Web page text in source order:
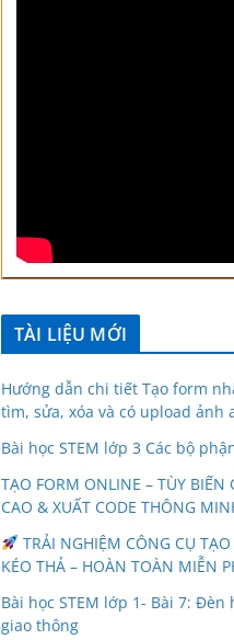
TÀI LIỆU MỚI
Hướng dẫn chi tiết Tạo form
tìm, sửa, xóa và có upload ảnh
Bài học STEM lớp 3 Các bộ
TẠO FORM ONLINE – TÙY BIẾN
CAO & XUẤT CODE THÔNG
TRẢI NGHIỆM CÔNG CỤ
KÉO THẢ – HOÀN TOÀN MIỄN
Bài học STEM lớp 1- Bài 7:
giao thông